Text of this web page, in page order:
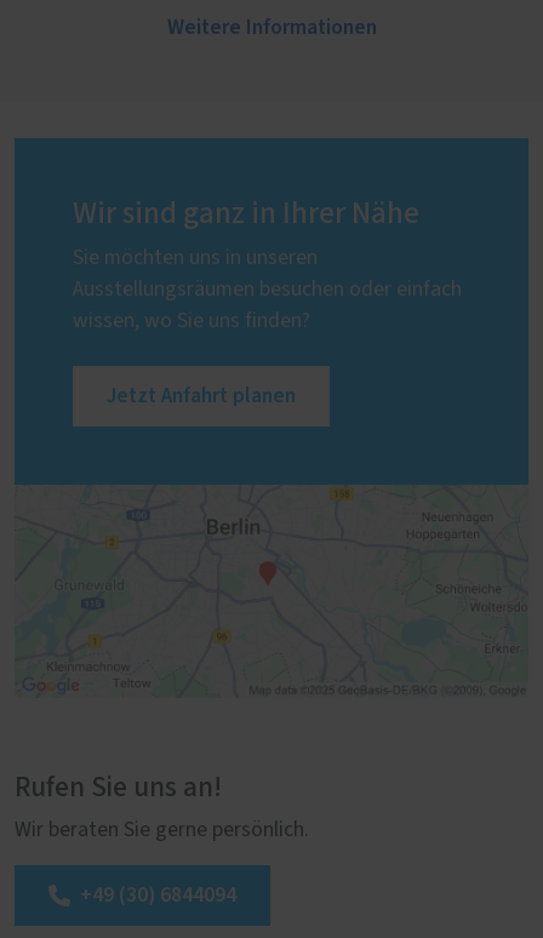
Weitere Informationen
Wir sind ganz in Ihrer Nähe
Sie möchten uns in unseren
Ausstellungsräumen besuchen oder einfach
wissen, wo Sie uns finden?
Jetzt Anfahrt planen
Rufen Sie uns an!
Wir beraten Sie gerne persönlich.
+49 (30) 6844094